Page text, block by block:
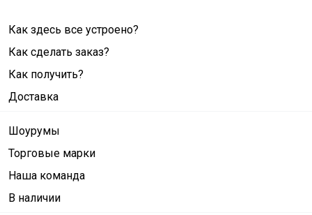
Как здесь все устроено?
Как сделать заказ?
Как получить?
Доставка
Шоурумы
Торговые марки
Наша команда
В наличии